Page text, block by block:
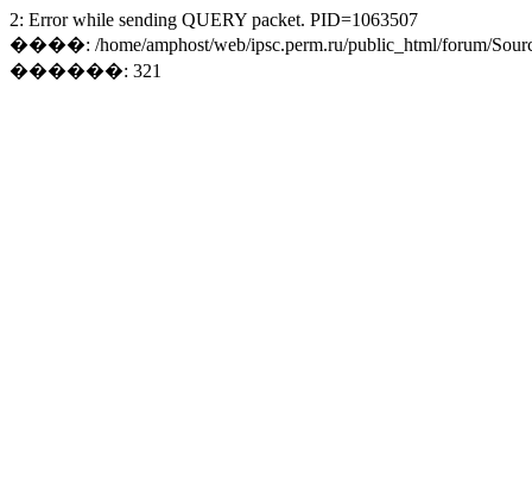
2: Error while sending QUERY packet. PID=1063507
����: /home/amphost/web/ipsc.perm.ru/public_html/forum/
������: 321